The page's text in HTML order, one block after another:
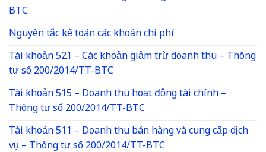
BTC
Nguyên tắc kế toán các khoản chi phí
Tài khoản 521 – Các khoản giảm trừ doanh thu – Thông
tư số 200/2014/TT-BTC
Tài khoản 515 – Doanh thu hoạt động tài chính –
Thông tư số 200/2014/TT-BTC
Tài khoản 511 – Doanh thu bán hàng và cung cấp dịch
vụ – Thông tư số 200/2014/TT-BTC